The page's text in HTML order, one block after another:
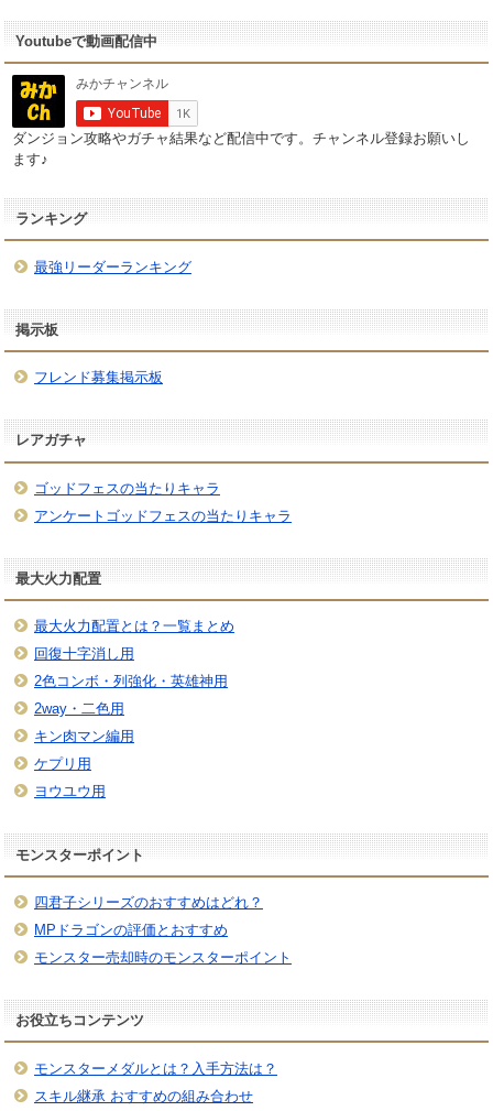
Youtubeで動画配信中
ダンジョン攻略やガチャ結果など配信中です。チャンネル登録お願いし
ます♪
ランキング
最強リーダーランキング
掲示板
フレンド募集掲示板
レアガチャ
ゴッドフェスの当たりキャラ
アンケートゴッドフェスの当たりキャラ
最大火力配置
最大火力配置とは？一覧まとめ
回復十字消し用
2色コンボ・列強化・英雄神用
2way・二色用
キン肉マン編用
ケプリ用
ヨウユウ用
モンスターポイント
四君子シリーズのおすすめはどれ？
MPドラゴンの評価とおすすめ
モンスター売却時のモンスターポイント
お役立ちコンテンツ
モンスターメダルとは？入手方法は？
スキル継承 おすすめの組み合わせ